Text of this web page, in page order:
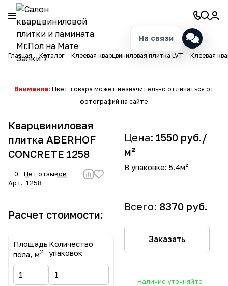
Главная Каталог Клеевая кварцвиниловая плитка LVT Клеевая
Внимание: Цвет товара может незначительно отличаться от
фотографий на сайте
Кварцвиниловая
плитка ABERHOF
CONCRETE 1258
0
Нет отзывов
Арт. 1258
Расчет стоимости:
Площадь
пола, м2
Количество
упаковок
Цена: 1550 руб./
м²
В упаковке: 5.4м²
Всего: 8370 руб.
Заказать
Наличие уточняйте
На связи